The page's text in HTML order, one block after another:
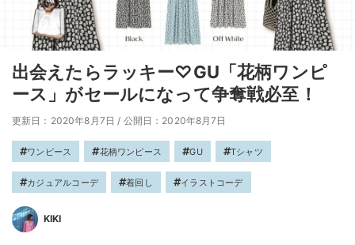
出会えたらラッキー♡GU「花柄ワンピ
ース」がセールになって争奪戦必至！
更新日：2020年8月7日 / 公開日：2020年8月7日
ワンピース 花柄ワンピース GU Tシャツ
カジュアルコーデ 着回し イラストコーデ
KIKI